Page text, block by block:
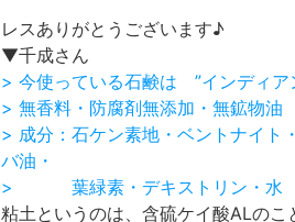
レスありがとうございます♪
▼千成さん
> 今使っている石鹸は ”インディア
> 無香料・防腐剤無添加・無鉱物
> 成分：石ケン素地・ベントナイト
バ油・
> 葉緑素・デキストリン・水
粘土というのは、含硫ケイ酸ALのこ